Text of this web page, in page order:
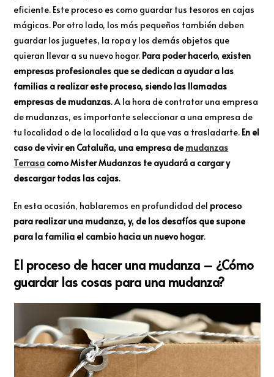
eficiente. Este proceso es como guardar tus tesoros en cajas
mágicas. Por otro lado, los más pequeños también deben
guardar los juguetes, la ropa y los demás objetos que
quieran llevar a su nuevo hogar. Para poder hacerlo, existen
empresas profesionales que se dedican a ayudar a las
familias a realizar este proceso, siendo las llamadas
empresas de mudanzas. A la hora de contratar una empresa
de mudanzas, es importante seleccionar a una empresa de
tu localidad o de la localidad a la que vas a trasladarte. En el
caso de vivir en Cataluña, una empresa demudanzas
Terrasa como Mister Mudanzas te ayudará a cargar y
descargar todas las cajas.
En esta ocasión, hablaremos en profundidad del proceso
para realizar una mudanza, y, de los desafíos que supone
para la familia el cambio hacia un nuevo hogar.
El proceso de hacer una mudanza – ¿Cómo
guardar las cosas para una mudanza?